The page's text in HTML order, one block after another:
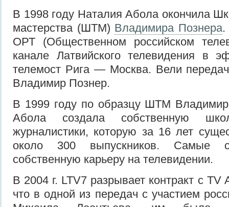
В 1998 году Наталия Абола окончила
мастерства (ШТМ) Владимира Познера.
ОРТ (Общественном российском
канале Латвийского телевидения в
телемост Рига — Москва. Вели
Владимир Познер.
В 1999 году по образцу ШТМ
Абола создала собственную
журналистики, которую за 16 лет
около 300 выпускников. Самые
собственную карьеру на телевидении.
В 2004 г. LTV7 разрывает контракт с TV
что в одной из передач с участием